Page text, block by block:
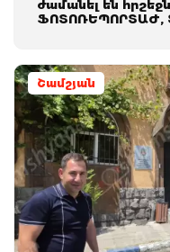
ժամանել են
ՖՈՏՈՌԵՊՈՐՏԱԺ,
Շամշյան